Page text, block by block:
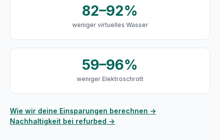
82–92%
weniger virtuelles Wasser
59–96%
weniger Elektroschrott
Wie wir deine Einsparungen berechnen →
Nachhaltigkeit bei refurbed →